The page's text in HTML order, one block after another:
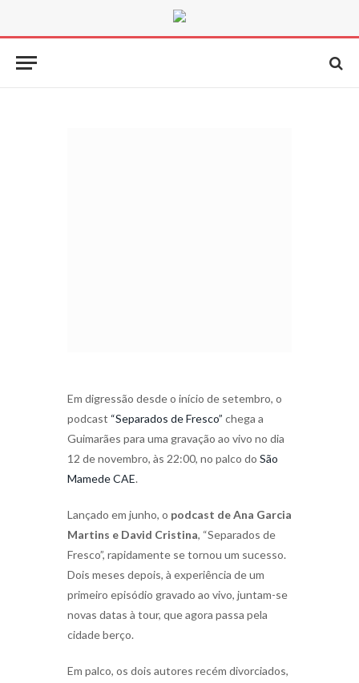
Em digressão desde o início de setembro, o
podcast “Separados de Fresco” chega a
Guimarães para uma gravação ao vivo no dia
12 de novembro, às 22:00, no palco do São
Mamede CAE.
Lançado em junho, o podcast de Ana Garcia
Martins e David Cristina, “Separados de
Fresco”, rapidamente se tornou um sucesso.
Dois meses depois, à experiência de um
primeiro episódio gravado ao vivo, juntam-se
novas datas à tour, que agora passa pela
cidade berço.
Em palco, os dois autores recém divorciados,